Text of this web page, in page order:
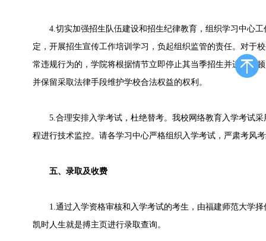
4.切实加强招生队伍建设和招生纪律教育，组织学习中心工
定，开展招生宣传工作培训学习，负起组织监管的责任。对于
常违规行为的，学院将根据情节立即停止其当季招生并进行整
并保留采取法律手段维护学校合法权益的权利。
5.合理安排入学考试，杜绝替考。我校网络教育入学考试采
程进行技术监控。请各学习中心严格组织入学考试，严肃考风
五、录取及收费
1.通过入学资格审核和入学考试的考生，由福建师范大学择
凯时人生就是搏主页进行录取查询。